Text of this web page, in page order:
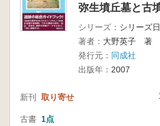
弥生墳丘墓と古
シリーズ： シリーズ
著者： 大野英子 著
発行元： 同成社
出版年： 2007
新刊 取り寄せ
古書 1点